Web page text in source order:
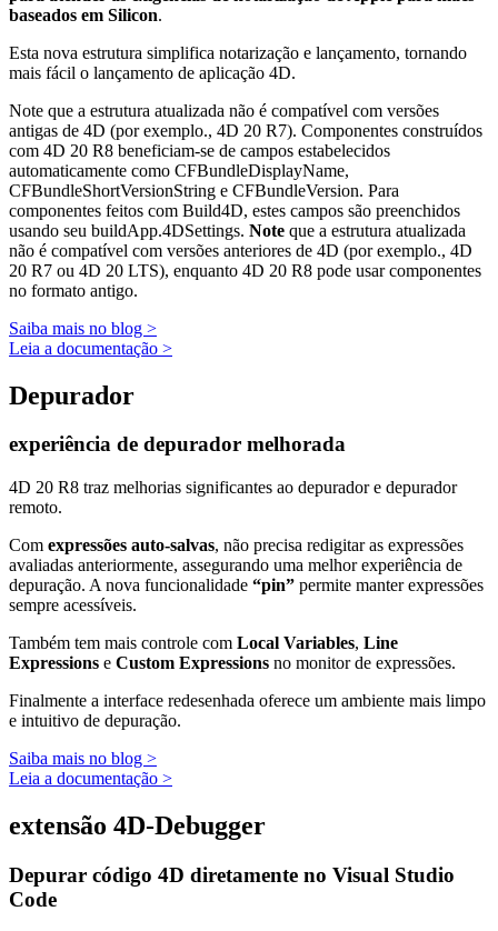
baseados em Silicon.
Esta nova estrutura simplifica notarização e lançamento, tornando
mais fácil o lançamento de aplicação 4D.
Note que a estrutura atualizada não é compatível com versões
antigas de 4D (por exemplo., 4D 20 R7). Componentes construídos
com 4D 20 R8 beneficiam-se de campos estabelecidos
automaticamente como CFBundleDisplayName,
CFBundleShortVersionString e CFBundleVersion. Para
componentes feitos com Build4D, estes campos são preenchidos
usando seu buildApp.4DSettings. Note que a estrutura atualizada
não é compatível com versões anteriores de 4D (por exemplo., 4D
20 R7 ou 4D 20 LTS), enquanto 4D 20 R8 pode usar componentes
no formato antigo.
Saiba mais no blog >
Leia a documentação >
Depurador
experiência de depurador melhorada
4D 20 R8 traz melhorias significantes ao depurador e depurador
remoto.
Com expressões auto-salvas, não precisa redigitar as expressões
avaliadas anteriormente, assegurando uma melhor experiência de
depuração. A nova funcionalidade “pin” permite manter expressões
sempre acessíveis.
Também tem mais controle com Local Variables, Line
Expressions e Custom Expressions no monitor de expressões.
Finalmente a interface redesenhada oferece um ambiente mais limpo
e intuitivo de depuração.
Saiba mais no blog >
Leia a documentação >
extensão 4D-Debugger
Depurar código 4D diretamente no Visual Studio
Code